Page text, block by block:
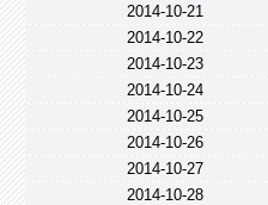
2014-10-21
2014-10-22
2014-10-23
2014-10-24
2014-10-25
2014-10-26
2014-10-27
2014-10-28